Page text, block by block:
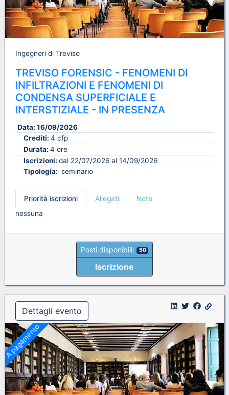
Ingegneri di Treviso
TREVISO FORENSIC - FENOMENI DI
INFILTRAZIONI E FENOMENI DI
CONDENSA SUPERFICIALE E
INTERSTIZIALE - IN PRESENZA
Data: 16/09/2026
Crediti: 4 cfp
Durata: 4 ore
Iscrizioni: dal 22/07/2026 al 14/09/2026
Tipologia: seminario
Priorità iscrizioni Allegati
Note
nessuna
Posti disponibili: 50
Iscrizione
Dettagli evento
A pagamento